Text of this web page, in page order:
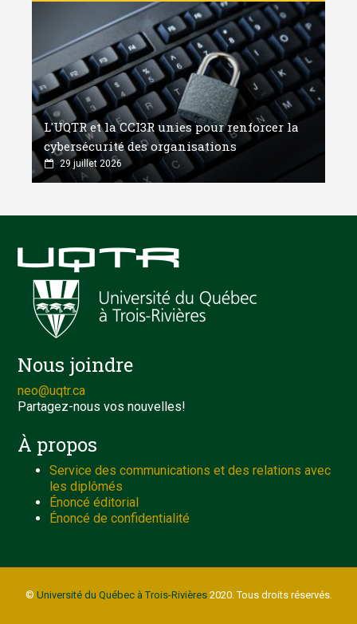
L'UQTR et la CCI3R unies pour renforcer la
cybersécurité des organisations
29 juillet 2026
Nous joindre
neo@uqtr.ca
Partagez-nous vos nouvelles!
À propos
Service des communications et des relations avec
les diplômés
Énoncé éditorial
Énoncé de confidentialité
© Université du Québec à Trois-Rivières2020. Tous droits réservés.